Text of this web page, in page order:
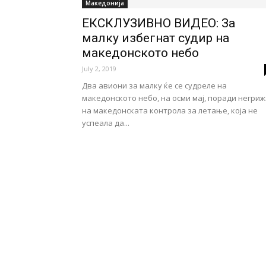
Македонија
ЕКСКЛУЗИВНО ВИДЕО: За
малку избегнат судир на
македонското небо
July 2, 2019
Два авиони за малку ќе се судреле на
македонското небо, на осми мај, поради
на македонската контрола за летање, која не
успеала да...